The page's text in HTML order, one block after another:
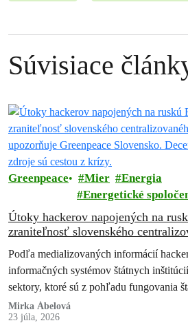
Súvisiace
Greenpeace Mier
Energia
Energetické
Útoky hackerov napojených na
zraniteľnosť slovenského
systému, upozorňuje Greenpeace
Decentralizované obnoviteľné
Podľa medializovaných informácií
informačných systémov štátnych
sektory, ktoré sú z pohľadu fungovania
kritické. Išlo najmä o energetiku,
Mirka Ábelová
23 júla, 2026